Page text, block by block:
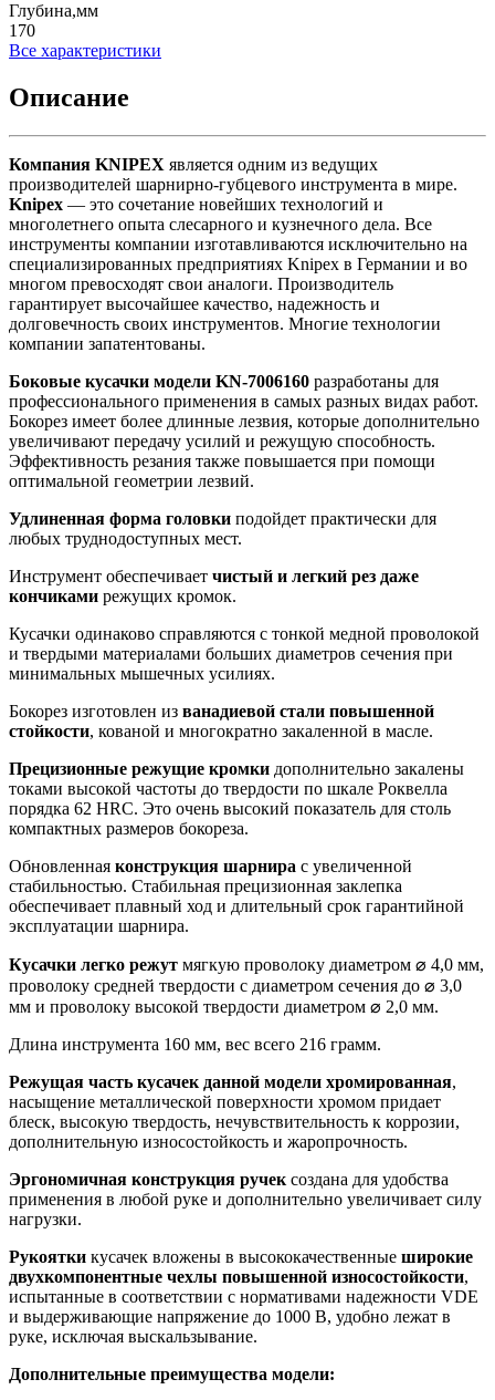
Глубина,мм
170
Все характеристики
Описание
Компания KNIPEX является одним из ведущих
производителей шарнирно-губцевого инструмента в мире.
Knipex — это сочетание новейших технологий и
многолетнего опыта слесарного и кузнечного дела. Все
инструменты компании изготавливаются исключительно на
специализированных предприятиях Knipex в Германии и во
многом превосходят свои аналоги. Производитель
гарантирует высочайшее качество, надежность и
долговечность своих инструментов. Многие технологии
компании запатентованы.
Боковые кусачки модели KN-7006160 разработаны для
профессионального применения в самых разных видах работ.
Бокорез имеет более длинные лезвия, которые дополнительно
увеличивают передачу усилий и режущую способность.
Эффективность резания также повышается при помощи
оптимальной геометрии лезвий.
Удлиненная форма головки подойдет практически для
любых труднодоступных мест.
Инструмент обеспечивает чистый и легкий рез даже
кончиками режущих кромок.
Кусачки одинаково справляются с тонкой медной проволокой
и твердыми материалами больших диаметров сечения при
минимальных мышечных усилиях.
Бокорез изготовлен из ванадиевой стали повышенной
стойкости, кованой и многократно закаленной в масле.
Прецизионные режущие кромки дополнительно закалены
токами высокой частоты до твердости по шкале Роквелла
порядка 62 HRC. Это очень высокий показатель для столь
компактных размеров бокореза.
Обновленная конструкция шарнира с увеличенной
стабильностью. Стабильная прецизионная заклепка
обеспечивает плавный ход и длительный срок гарантийной
эксплуатации шарнира.
Кусачки легко режут мягкую проволоку диаметром ⌀ 4,0 мм,
проволоку средней твердости с диаметром сечения до ⌀ 3,0
мм и проволоку высокой твердости диаметром ⌀ 2,0 мм.
Длина инструмента 160 мм, вес всего 216 грамм.
Режущая часть кусачек данной модели хромированная,
насыщение металлической поверхности хромом придает
блеск, высокую твердость, нечувствительность к коррозии,
дополнительную износостойкость и жаропрочность.
Эргономичная конструкция ручек создана для удобства
применения в любой руке и дополнительно увеличивает силу
нагрузки.
Рукоятки кусачек вложены в высококачественные широкие
двухкомпонентные чехлы повышенной износостойкости,
испытанные в соответствии с нормативами надежности VDE
и выдерживающие напряжение до 1000 В, удобно лежат в
руке, исключая выскальзывание.
Дополнительные преимущества модели: